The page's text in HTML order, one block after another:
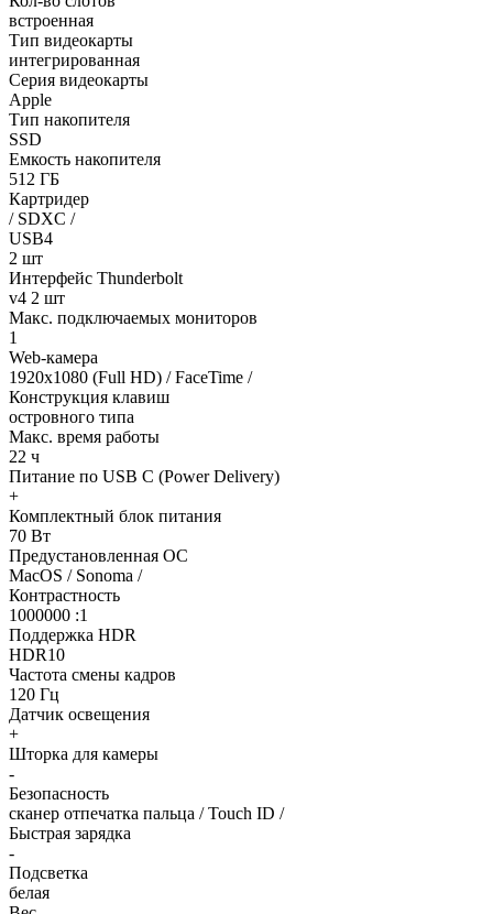
встроенная
Тип видеокарты
интегрированная
Серия видеокарты
Apple
Тип накопителя
SSD
Емкость накопителя
512 ГБ
Картридер
/ SDXC /
USB4
2 шт
Интерфейс Thunderbolt
v4 2 шт
Макс. подключаемых мониторов
1
Web-камера
1920x1080 (Full HD) / FaceTime /
Конструкция клавиш
островного типа
Макс. время работы
22 ч
Питание по USB C (Power Delivery)
+
Комплектный блок питания
70 Вт
Предустановленная ОС
MacOS / Sonoma /
Контрастность
1000000 :1
Поддержка HDR
HDR10
Частота смены кадров
120 Гц
Датчик освещения
+
Шторка для камеры
-
Безопасность
сканер отпечатка пальца / Touch ID /
Быстрая зарядка
-
Подсветка
белая